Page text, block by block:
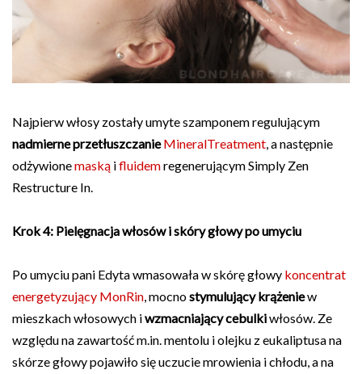
Najpierw włosy zostały umyte szamponem regulującym
nadmierne przetłuszczanieMineralTreatment , a następnie
odżywionemaską ifluidemregenerującym Simply Zen
Restructure In.
Krok 4: Pielęgnacja włosów i skóry głowy po umyciu
Po umyciu pani Edyta wmasowała w skórę głowy koncentrat
energetyzujący MonRin , mocnostymulujący krążeniew
mieszkach włosowych iwzmacniający cebulkiwłosów. Ze
względu na zawartość m.in. mentolu i olejku z eukaliptusa na
skórze głowy pojawiło się uczucie mrowienia i chłodu, a na